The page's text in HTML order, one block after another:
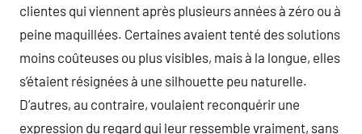
clientes qui viennent après plusieurs années à zéro ou à
peine maquillées. Certaines avaient tenté des solutions
moins coûteuses ou plus visibles, mais à la longue, elles
s’étaient résignées à une silhouette peu naturelle.
D’autres, au contraire, voulaient reconquérir une
expression du regard qui leur ressemble vraiment, sans